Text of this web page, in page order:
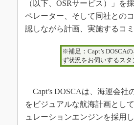
（以下、OSRサービス）」を
ペレーター、そして同社との
認しながら計画、実施するコ
※補足：Capt’s DOSCA
ず状況をお伺いするスタ
Capt’s DOSCAは、海運会社
をビジュアルな航海計画とし
ュレーションエンジンを採用